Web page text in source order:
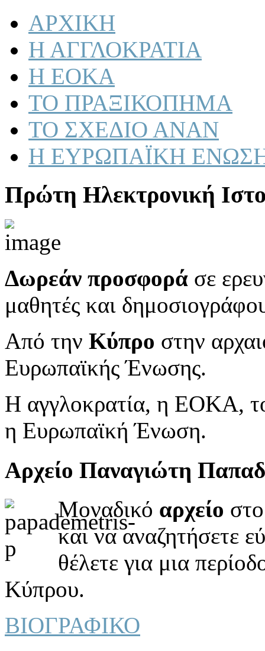
ΑΡΧΙΚΗ
Η ΑΓΓΛΟΚΡΑΤΙΑ
Η ΕΟΚΑ
ΤΟ ΠΡΑΞΙΚΟΠΗΜΑ
ΤΟ ΣΧΕΔΙΟ ΑΝΑΝ
Η ΕΥΡΩΠΑΪΚΗ
Πρώτη Ηλεκτρονική
Δωρεάν προσφορά σε
μαθητές και
Από την Κύπρο στην
Ευρωπαϊκής Ένωσης.
Η αγγλοκρατία, η ΕΟΚΑ,
η Ευρωπαϊκή Ένωση.
Αρχείο Παναγιώτη
Μοναδικό αρχείο
και να αναζητήσετε
θέλετε για μια
Κύπρου.
ΒΙΟΓΡΑΦΙΚΟ